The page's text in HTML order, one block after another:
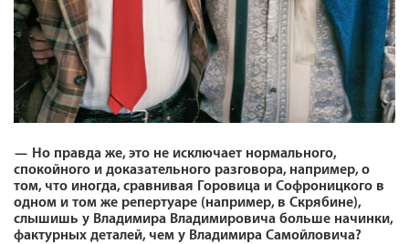
— Но правда же, это не исключает нормального,
спокойного и доказательного разговора, например, о
том, что иногда, сравнивая Горовица и Софроницкого в
одном и том же репертуаре (например, в Скрябине),
слышишь у Владимира Владимировича больше начинки,
фактурных деталей, чем у Владимира Самойловича?